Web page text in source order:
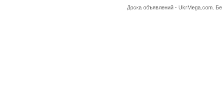
Доска объявлений - UkrMega.com.